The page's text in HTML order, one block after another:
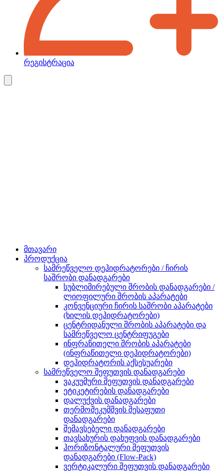
რეგისტრაცია
მთავარი
პროდუქცია
სამრეწველო დეჰიდრატორები / ჩირის
საშრობი დანადგარები
სუბლიმირებული შრობის დანადგარები /
ლიოფილური შრობის აპარატები
კონვენციური ჩირის საშრობი აპარატები
(ხილის დეჰიდრატორები)
ცენტრიდანული შრობის აპარატები და
სამრეწველო ცენტრიფუგები
ინფრაწითელი შრობის აპარატები
(ინფრაწითელი დეჰიდრატორები)
დეჰიდრატორის აქსესუარები
სამრეწველო შეფუთვის დანადგარები
ვაკუუმური შეფუთვის დანადგარები
ეტიკეტირების დანადგარები
დალუქვის დანადგარები
თერმოშეკუმშვის შესაფუთი
დანადგარები
შემავსებელი დანადგარები
თავსახურის დახუფვის დანადგარები
ჰორიზონტალური შეფუთვის
დანადგარები (Flow-Pack)
ვერტიკალური შეფუთვის დანადგარები